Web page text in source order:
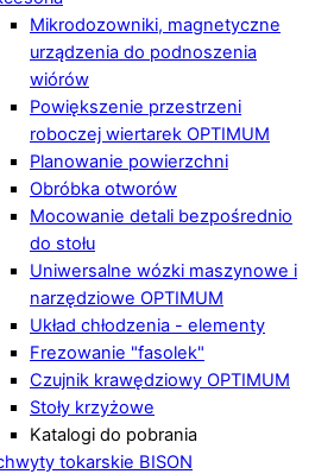
Mikrodozowniki, magnetyczne
urządzenia do podnoszenia
wiórów
Powiększenie przestrzeni
roboczej wiertarek OPTIMUM
Planowanie powierzchni
Obróbka otworów
Mocowanie detali bezpośrednio
do stołu
Uniwersalne wózki maszynowe i
narzędziowe OPTIMUM
Układ chłodzenia - elementy
Frezowanie "fasolek"
Czujnik krawędziowy OPTIMUM
Stoły krzyżowe
Katalogi do pobrania
tokarskie BISON